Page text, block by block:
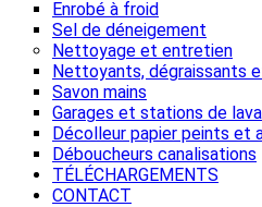
Enrobé à froid
Sel de déneigement
Nettoyage et entretien
Nettoyants, dégraissants
Savon mains
Garages et stations de
Décolleur papier peints et
Déboucheurs canalisations
TÉLÉCHARGEMENTS
CONTACT